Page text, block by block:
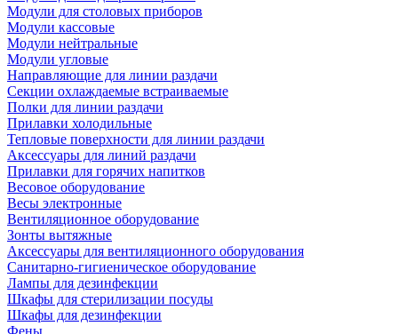
Модули для столовых приборов
Модули кассовые
Модули нейтральные
Модули угловые
Направляющие для линии раздачи
Секции охлаждаемые встраиваемые
Полки для линии раздачи
Прилавки холодильные
Тепловые поверхности для линии раздачи
Аксессуары для линий раздачи
Прилавки для горячих напитков
Весовое оборудование
Весы электронные
Вентиляционное оборудование
Зонты вытяжные
Аксессуары для вентиляционного оборудования
Санитарно-гигиеническое оборудование
Лампы для дезинфекции
Шкафы для стерилизации посуды
Шкафы для дезинфекции
Фены